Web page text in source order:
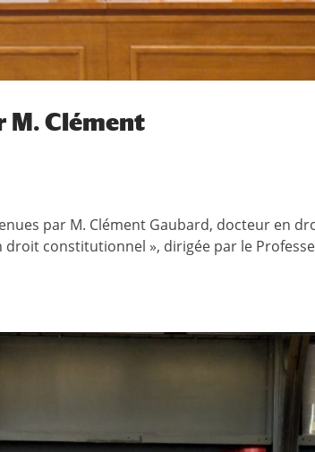
M. Clément
par M. Clément Gaubard, docteur en
constitutionnel », dirigée par le